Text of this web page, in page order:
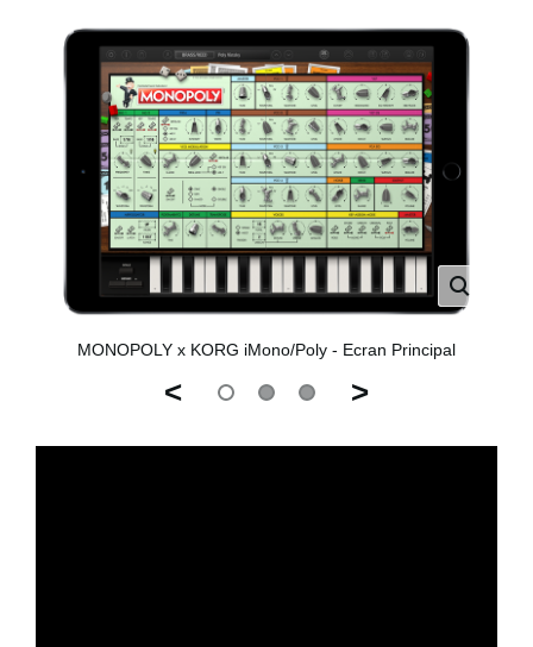
MONOPOLY x KORG iMono/Poly - Ecran Principal
< >